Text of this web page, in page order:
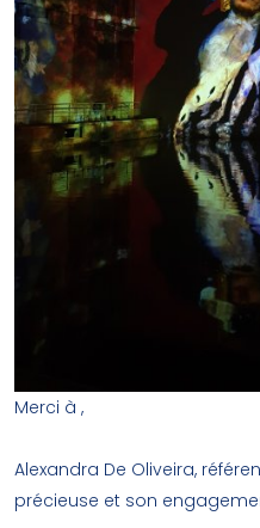
Merci à ,
Alexandra De Oliveira,
précieuse et son